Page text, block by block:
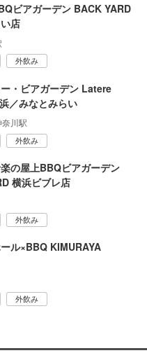
ビアガーデン BACK YARD
店
外飲み
・ビアガーデン Latere
／みなとみらい
川駅
外飲み
の屋上BBQビアガーデン
横浜ビブレ店
外飲み
ル×BBQ KIMURAYA
外飲み